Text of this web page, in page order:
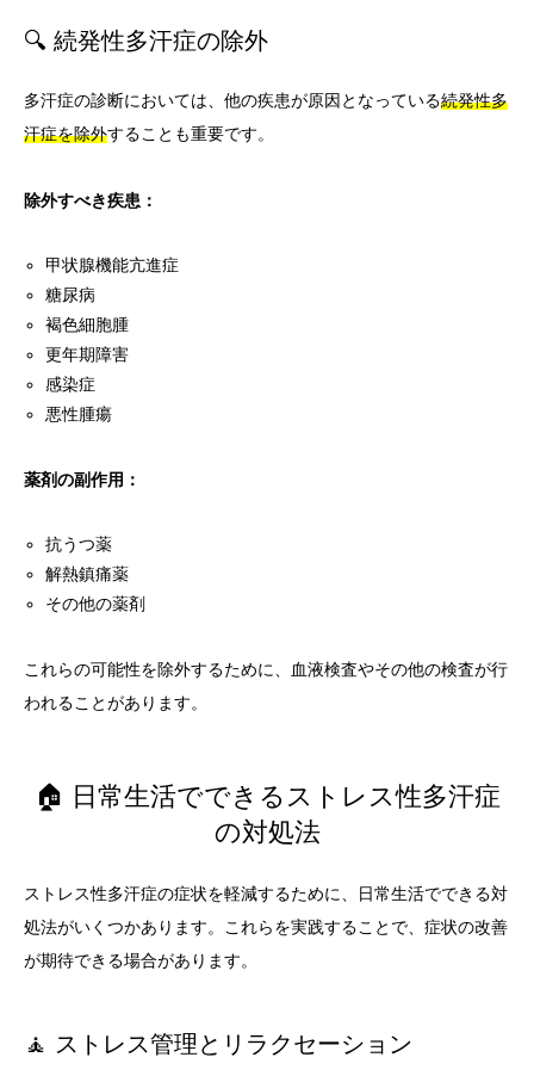
🔍 続発性多汗症の除外
多汗症の診断においては、他の疾患が原因となっている続発性多
汗症を除外することも重要です。
除外すべき疾患：
甲状腺機能亢進症
糖尿病
褐色細胞腫
更年期障害
感染症
悪性腫瘍
薬剤の副作用：
抗うつ薬
解熱鎮痛薬
その他の薬剤
これらの可能性を除外するために、血液検査やその他の検査が行
われることがあります。
🏠 日常生活でできるストレス性多汗症
の対処法
ストレス性多汗症の症状を軽減するために、日常生活でできる対
処法がいくつかあります。これらを実践することで、症状の改善
が期待できる場合があります。
🧘 ストレス管理とリラクセーション